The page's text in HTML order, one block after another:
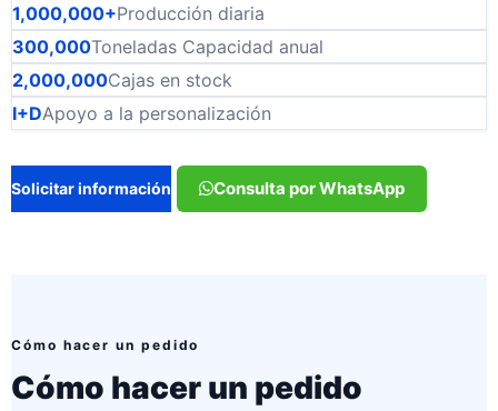
1,000,000+Producción diaria
300,000Toneladas Capacidad anual
2,000,000Cajas en stock
I+DApoyo a la personalización
Solicitar información Consulta por WhatsApp
Cómo hacer un pedido
Cómo hacer un pedido